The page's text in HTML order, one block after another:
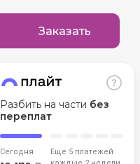
Заказать
Разбить на части без
переплат
Сегодня
Еще 5 платежей